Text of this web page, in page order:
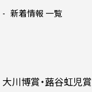
新着情報 一覧
大川博賞・蕗谷虹児賞